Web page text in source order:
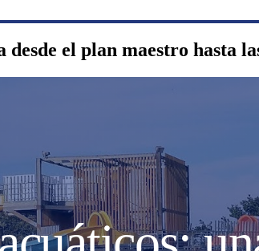
el plan maestro hasta